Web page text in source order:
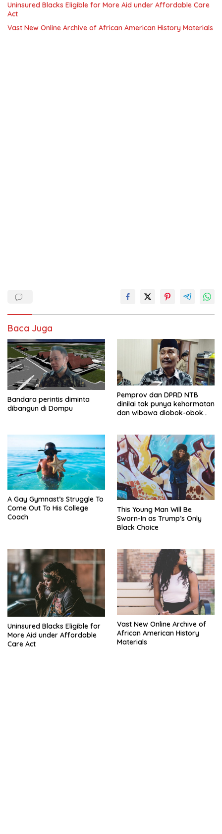
Uninsured Blacks Eligible for More Aid under Affordable Care
Act
Vast New Online Archive of African American History Materials
Baca Juga
Bandara perintis diminta
dibangun di Dompu
Pemprov dan DPRD NTB
dinilai tak punya kehormatan
dan wibawa diobok-obok
A Gay Gymnast’s Struggle To
Come Out To His College
Coach
This Young Man Will Be
Sworn-In as Trump’s Only
Black Choice
Uninsured Blacks Eligible for
More Aid under Affordable
Care Act
Vast New Online Archive of
African American History
Materials